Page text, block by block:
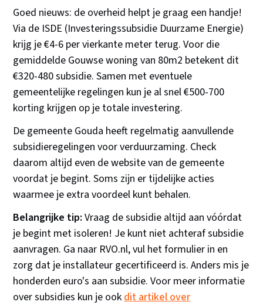
Goed nieuws: de overheid helpt je graag een handje!
Via de ISDE (Investeringssubsidie Duurzame Energie)
krijg je €4-6 per vierkante meter terug. Voor die
gemiddelde Gouwse woning van 80m2 betekent dit
€320-480 subsidie. Samen met eventuele
gemeentelijke regelingen kun je al snel €500-700
korting krijgen op je totale investering.
De gemeente Gouda heeft regelmatig aanvullende
subsidieregelingen voor verduurzaming. Check
daarom altijd even de website van de gemeente
voordat je begint. Soms zijn er tijdelijke acties
waarmee je extra voordeel kunt behalen.
Belangrijke tip: Vraag de subsidie altijd aan vóórdat
je begint met isoleren! Je kunt niet achteraf subsidie
aanvragen. Ga naar RVO.nl, vul het formulier in en
zorg dat je installateur gecertificeerd is. Anders mis je
honderden euro's aan subsidie. Voor meer informatie
over subsidies kun je ookdit artikel over